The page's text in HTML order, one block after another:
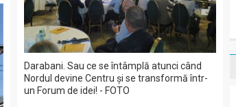
Darabani. Sau ce se întâmplă atunci când
Nordul devine Centru și se transformă într-
un Forum de idei! - FOTO